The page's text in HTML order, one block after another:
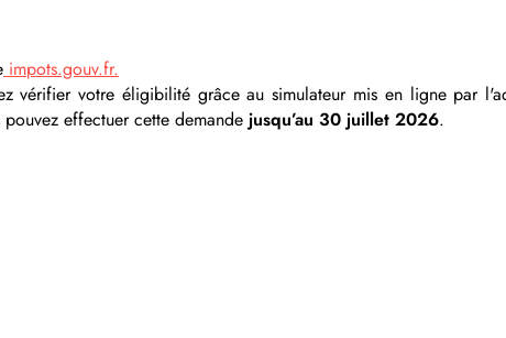
impots.gouv.fr.
vérifier votre éligibilité grâce au simulateur mis en ligne par
effectuer cette demande jusqu’au 30 juillet 2026.